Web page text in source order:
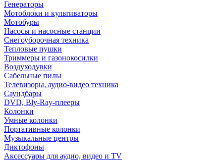
Генераторы
Мотоблоки и культиваторы
Мотобуры
Насосы и насосные станции
Снегоуборочная техника
Тепловые пушки
Триммеры и газонокосилки
Воздуходувки
Сабельные пилы
Телевизоры, аудио-видео техника
Саундбары
DVD, Bly-Ray-плееры
Колонки
Умные колонки
Портативные колонки
Музыкальные центры
Диктофоны
Аксессуары для аудио, видео и TV